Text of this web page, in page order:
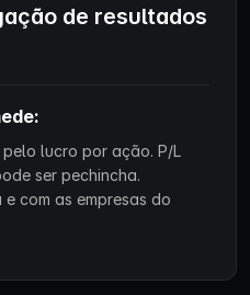
de resultados
lucro por ação. P/L
ser pechincha.
com as empresas do